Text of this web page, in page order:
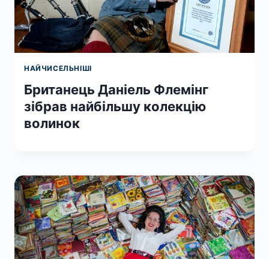
НАЙЧИСЕЛЬНІШІ
Британець Даніель Флемінг
зібрав найбільшу колекцію
волинок